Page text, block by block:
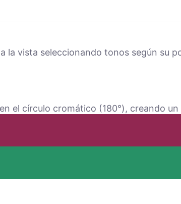
la vista seleccionando tonos según su
el círculo cromático (180°), creando